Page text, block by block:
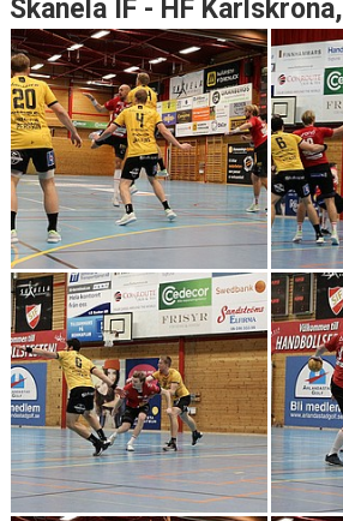
Skånela IF - HF